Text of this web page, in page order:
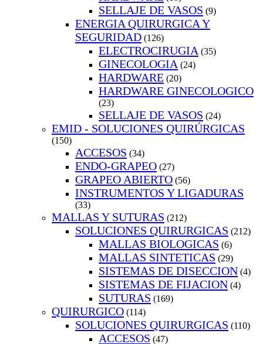
SELLAJE DE VASOS (9)
ENERGIA QUIRURGICA Y
SEGURIDAD (126)
ELECTROCIRUGIA (35)
GINECOLOGIA (24)
HARDWARE (20)
HARDWARE GINECOLOGICO
(23)
SELLAJE DE VASOS (24)
EMID - SOLUCIONES QUIRÚRGICAS
(150)
ACCESOS (34)
ENDO-GRAPEO (27)
GRAPEO ABIERTO (56)
INSTRUMENTOS Y LIGADURAS
(33)
MALLAS Y SUTURAS (212)
SOLUCIONES QUIRURGICAS (212)
MALLAS BIOLOGICAS (6)
MALLAS SINTETICAS (29)
SISTEMAS DE DISECCION (4)
SISTEMAS DE FIJACION (4)
SUTURAS (169)
QUIRURGICO (114)
SOLUCIONES QUIRURGICAS (110)
ACCESOS (47)